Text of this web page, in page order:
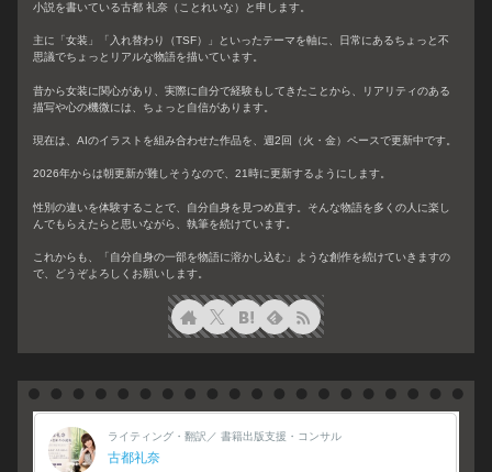
小説を書いている古都 礼奈（ことれいな）と申します。
主に「女装」「入れ替わり（TSF）」といったテーマを軸に、日常にあるちょっと不
思議でちょっとリアルな物語を描いています。
昔から女装に関心があり、実際に自分で経験もしてきたことから、リアリティのある
描写や心の機微には、ちょっと自信があります。
現在は、AIのイラストを組み合わせた作品を、週2回（火・金）ペースで更新中です。
2026年からは朝更新が難しそうなので、21時に更新するようにします。
性別の違いを体験することで、自分自身を見つめ直す。そんな物語を多くの人に楽し
んでもらえたらと思いながら、執筆を続けています。
これからも、「自分自身の一部を物語に溶かし込む」ような創作を続けていきますの
で、どうぞよろしくお願いします。